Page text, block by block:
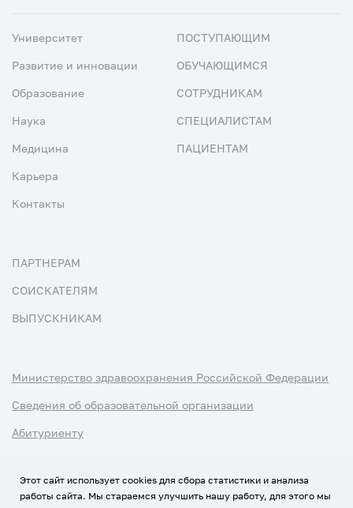
Университет
Развитие и инновации
Образование
Наука
Медицина
Карьера
Контакты
ПОСТУПАЮЩИМ
ОБУЧАЮЩИМСЯ
СОТРУДНИКАМ
СПЕЦИАЛИСТАМ
ПАЦИЕНТАМ
ПАРТНЕРАМ
СОИСКАТЕЛЯМ
ВЫПУСКНИКАМ
Министерство здравоохранения Российской Федерации
Сведения об образовательной организации
Абитуриенту
Этот сайт использует cookies для сбора статистики и анализа
работы сайта. Мы стараемся улучшить нашу работу, для этого мы